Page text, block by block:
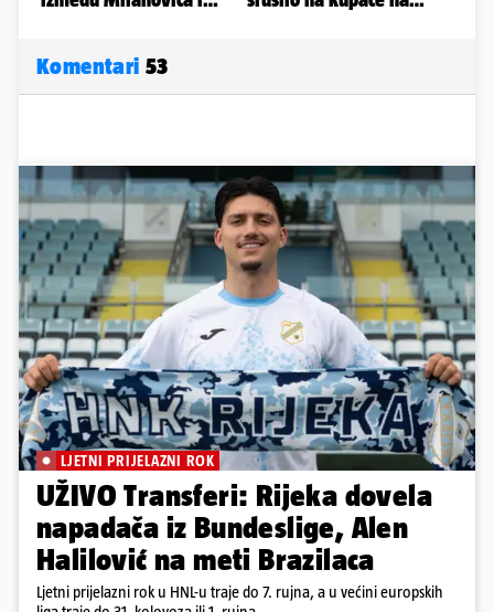
Komentari 53
LJETNI PRIJELAZNI ROK
UŽIVO Transferi: Rijeka dovela
napadača iz Bundeslige, Alen
Halilović na meti Brazilaca
Ljetni prijelazni rok u HNL-u traje do 7. rujna, a u većini europskih